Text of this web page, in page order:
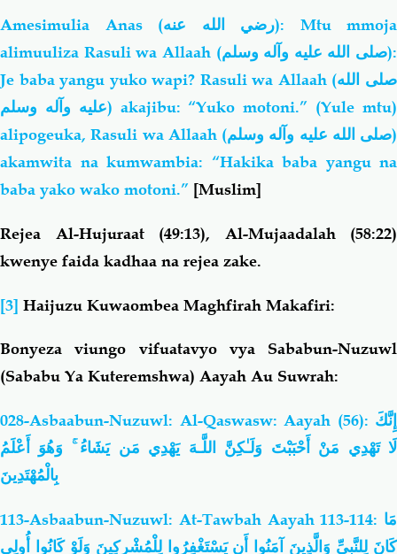
Amesimulia Anas (رضي الله عنه): Mtu mmoja
alimuuliza Rasuli wa Allaah (صلى الله عليه وآله وسلم):
Je baba yangu yuko wapi? Rasuli wa Allaah (صلى الله
عليه وآله وسلم) akajibu: “Yuko motoni.” (Yule mtu)
alipogeuka, Rasuli wa Allaah (صلى الله عليه وآله وسلم)
akamwita na kumwambia: “Hakika baba yangu na
baba yako wako motoni.” [Muslim]
Rejea Al-Hujuraat (49:13), Al-Mujaadalah (58:22)
kwenye faida kadhaa na rejea zake.
[3] Haijuzu Kuwaombea Maghfirah Makafiri:
Bonyeza viungo vifuatavyo vya Sababun-Nuzuwl
(Sababu Ya Kuteremshwa) Aayah Au Suwrah:
028-Asbaabun-Nuzuwl: Al-Qaswasw: Aayah (56): إِنَّكَ
لَا تَهْدِي مَنْ أَحْبَبْتَ وَلَـٰكِنَّ اللَّـهَ يَهْدِي مَن يَشَاءُ ۚ وَهُوَ أَعْلَمُ
بِالْمُهْتَدِينَ
113-Asbaabun-Nuzuwl: At-Tawbah Aayah 113-114: مَا
كَانَ لِلنَّبِيِّ وَالَّذِينَ آمَنُوا أَن يَسْتَغْفِرُوا لِلْمُشْرِكِينَ وَلَوْ كَانُوا أُولِي